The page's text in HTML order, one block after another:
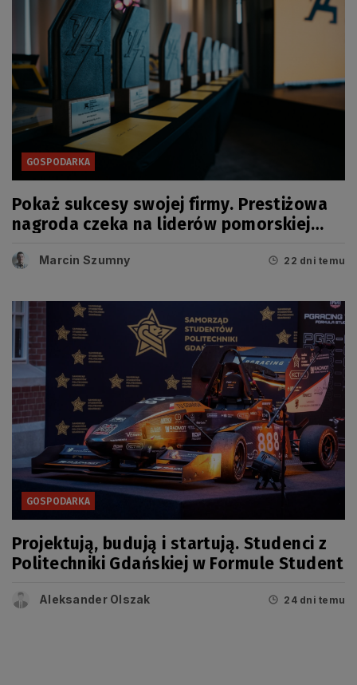
GOSPODARKA
Pokaż sukcesy swojej firmy. Prestiżowa
nagroda czeka na liderów pomorskiej
Marcin Szumny 22 dni temu
GOSPODARKA
Projektują, budują i startują. Studenci z
Politechniki Gdańskiej w Formule Student
Aleksander Olszak 24 dni temu